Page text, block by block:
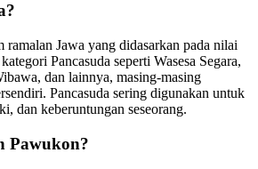
ramalan Jawa yang didasarkan pada nilai
Pancasuda seperti Wasesa Segara,
dan lainnya, masing-masing
Pancasuda sering digunakan untuk
dan keberuntungan seseorang.
Pawukon?